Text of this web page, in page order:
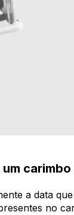
a data
no